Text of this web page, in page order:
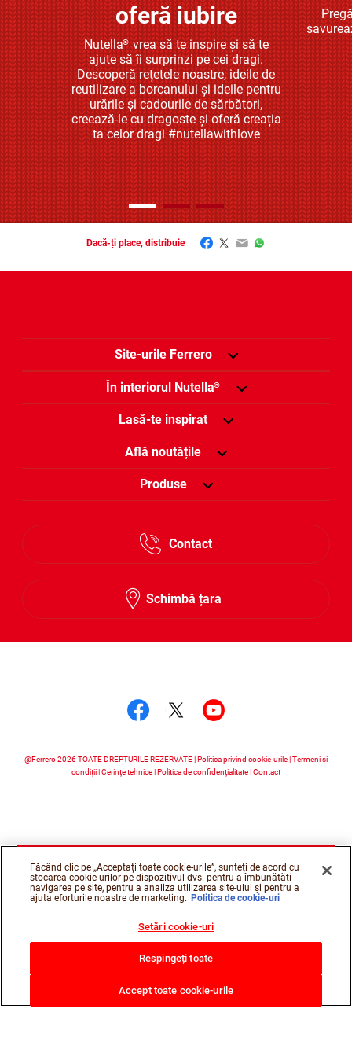
oferă iubire
Nutella® vrea să te inspire și să te
ajute să îi surprinzi pe cei dragi.
Descoperă rețetele noastre, ideile de
reutilizare a borcanului și ideile pentru
urările și cadourile de sărbători,
creează-le cu dragoste și oferă creația
ta celor dragi #nutellawithlove
Dacă-ți place, distribuie Facebook
Twitter
EmailWhatsApp
Site-urile Ferrero
În interiorul Nutella®
Lasă-te inspirat
Află noutățile
Produse
Contact
Schimbă țara
@Ferrero 2026 TOATE DREPTURILE REZERVATE Politica privind cookie-urile Termeni și
condiții Cerințe tehnice Politica de confidențialitate Contact
Făcând clic pe „Acceptați toate cookie-urile”, sunteți de acord cu
stocarea cookie-urilor pe dispozitivul dvs. pentru a îmbunătăți
navigarea pe site, pentru a analiza utilizarea site-ului și pentru a
ajuta eforturile noastre de marketing. Politica de cookie-uri
Setări cookie-uri
Respingeți toate
Accept toate cookie-urile